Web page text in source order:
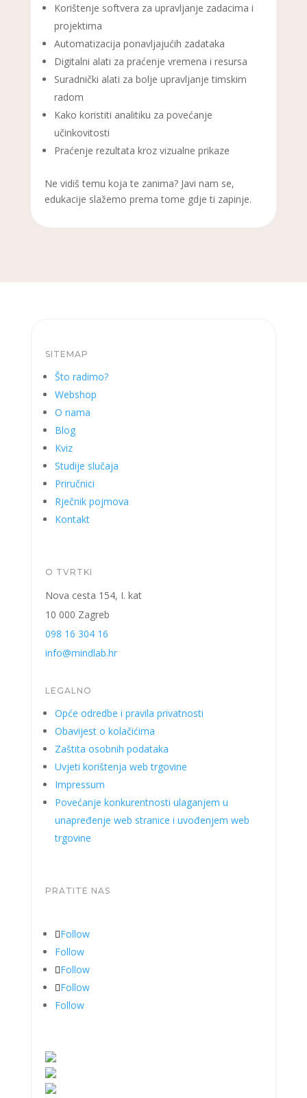
Korištenje softvera za upravljanje zadacima i
projektima
Automatizacija ponavljajućih zadataka
Digitalni alati za praćenje vremena i resursa
Suradnički alati za bolje upravljanje timskim
radom
Kako koristiti analitiku za povećanje
učinkovitosti
Praćenje rezultata kroz vizualne prikaze
Ne vidiš temu koja te zanima? Javi nam se,
edukacije slažemo prema tome gdje ti zapinje.
SITEMAP
Što radimo?
Webshop
O nama
Blog
Kviz
Studije slučaja
Priručnici
Rječnik pojmova
Kontakt
O TVRTKI
Nova cesta 154, I. kat
10 000 Zagreb
098 16 304 16
info@mindlab.hr
LEGALNO
Opće odredbe i pravila privatnosti
Obavijest o kolačićima
Zaštita osobnih podataka
Uvjeti korištenja web trgovine
Impressum
Povećanje konkurentnosti ulaganjem u
unapređenje web stranice i uvođenjem web
trgovine
PRATITE NAS
Follow
Follow
Follow
Follow
Follow